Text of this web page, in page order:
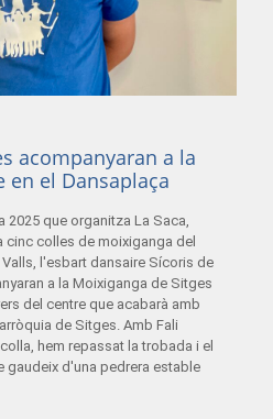
acompanyaran a la
en el Dansaplaça
2025 que organitza La Saca,
cinc colles de moixiganga del
l'esbart dansaire Sícoris de
a la Moixiganga de Sitges
del centre que acabarà amb
de Sitges. Amb Fali
hem repassat la trobada i el
gaudeix d'una pedrera estable